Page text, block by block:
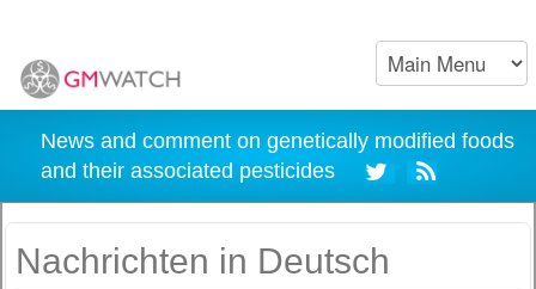
News and comment on genetically modified foods
and their associated pesticides
Nachrichten in Deutsch